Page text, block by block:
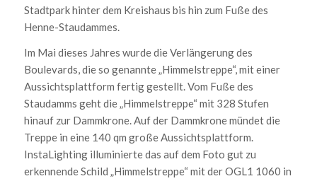
Stadtpark hinter dem Kreishaus bis hin zum Fuße des
Henne-Staudammes.
Im Mai dieses Jahres wurde die Verlängerung des
Boulevards, die so genannte „Himmelstreppe“, mit einer
Aussichtsplattform fertig gestellt. Vom Fuße des
Staudamms geht die „Himmelstreppe“ mit 328 Stufen
hinauf zur Dammkrone. Auf der Dammkrone mündet die
Treppe in eine 140 qm große Aussichtsplattform.
InstaLighting illuminierte das auf dem Foto gut zu
erkennende Schild „Himmelstreppe“ mit der OGL1 1060 in